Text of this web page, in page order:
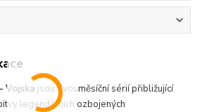
Vojska jsou dvouměsíční sérií přibližující
legendárních ozbojených